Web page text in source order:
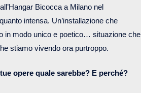
Bicocca a Milano nel
intensa. Un’installazione che
in modo unico e poetico… situazione che
stiamo vivendo ora purtroppo.
opere quale sarebbe? E perché?